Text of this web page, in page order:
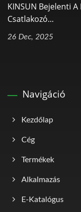
KINSUN Bejelenti
Csatlakozó...
26 Dec, 2025
Navigáció
Kezdőlap
Cég
Termékek
Alkalmazás
E-Katalógus